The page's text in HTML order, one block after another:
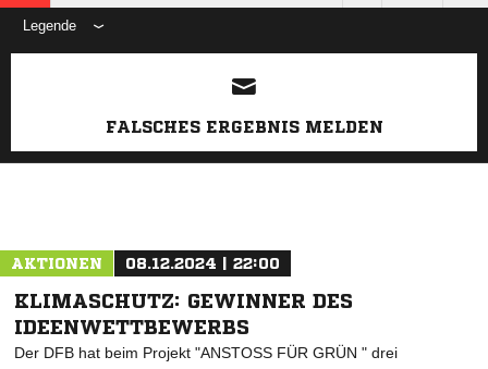
Legende
ANZEIGE
FALSCHES ERGEBNIS MELDEN
AKTIONEN 08.12.2024 | 22:00
KLIMASCHUTZ: GEWINNER DES
IDEENWETTBEWERBS
Der DFB hat beim Projekt "ANSTOSS FÜR GRÜN " drei